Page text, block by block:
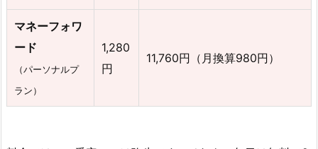
マネーフォワ
ード
（パーソナルプ
ラン）
1,280
円
11,760円（月換算980円）